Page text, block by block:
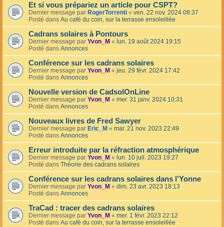
Et si vous prépariez un article pour CSPT?
Dernier message par RogerTorrenti « ven. 22 nov. 2024 08:37
Posté dans Au café du coin, sur la terrasse ensoleillée
Cadrans solaires à Pontours
Dernier message par Yvon_M « lun. 19 août 2024 19:15
Posté dans Annonces
Conférence sur les cadrans solaires
Dernier message par Yvon_M « jeu. 29 févr. 2024 17:42
Posté dans Annonces
Nouvelle version de CadsolOnLine
Dernier message par Yvon_M « mer. 31 janv. 2024 10:31
Posté dans Annonces
Nouveaux livres de Fred Sawyer
Dernier message par Eric_M « mar. 21 nov. 2023 22:49
Posté dans Annonces
Erreur introduite par la réfraction atmosphérique
Dernier message par Yvon_M « lun. 10 juil. 2023 19:27
Posté dans Théorie des cadrans solaires
Conférence sur les cadrans solaires dans l’Yonne
Dernier message par Yvon_M « dim. 23 avr. 2023 18:13
Posté dans Annonces
TraCad : tracer des cadrans solaires
Dernier message par Yvon_M « mer. 1 févr. 2023 22:12
Posté dans Au café du coin, sur la terrasse ensoleillée